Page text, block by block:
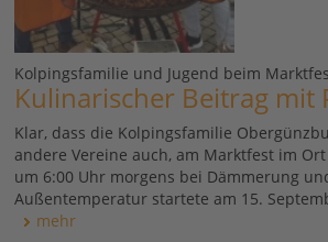
Kolpingsfamilie und Jugend beim
Kulinarischer Beitrag mit
Klar, dass die Kolpingsfamilie
andere Vereine auch, am Marktfest im
um 6:00 Uhr morgens bei Dämmerung
Außentemperatur startete am 15.
mehr